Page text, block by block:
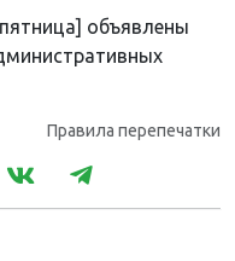
объявлены
Правила перепечатки